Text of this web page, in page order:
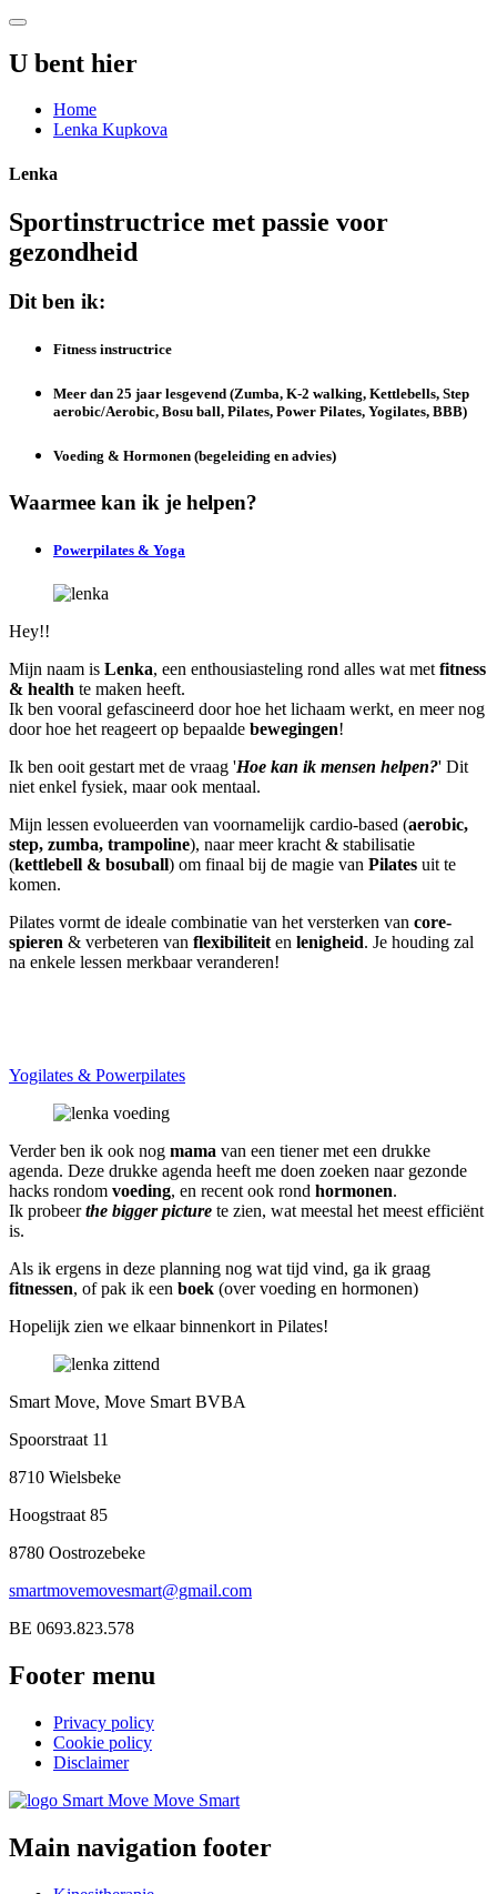
U bent hier
Home
Lenka Kupkova
Lenka
Sportinstructrice met passie voor
gezondheid
Dit ben ik:
Fitness instructrice
Meer dan 25 jaar lesgevend (Zumba, K-2 walking, Kettlebells, Step
aerobic/Aerobic, Bosu ball, Pilates, Power Pilates, Yogilates, BBB)
Voeding & Hormonen (begeleiding en advies)
Waarmee kan ik je helpen?
Powerpilates & Yoga
Hey!!
Mijn naam is Lenka, een enthousiasteling rond alles wat met fitness
& health te maken heeft.
Ik ben vooral gefascineerd door hoe het lichaam werkt, en meer nog
door hoe het reageert op bepaalde bewegingen!
Ik ben ooit gestart met de vraag 'Hoe kan ik mensen helpen?' Dit
niet enkel fysiek, maar ook mentaal.
Mijn lessen evolueerden van voornamelijk cardio-based (aerobic,
step, zumba, trampoline), naar meer kracht & stabilisatie
(kettlebell & bosuball) om finaal bij de magie van Pilates uit te
komen.
Pilates vormt de ideale combinatie van het versterken van core-
spieren & verbeteren van flexibiliteit en lenigheid. Je houding zal
na enkele lessen merkbaar veranderen!
Yogilates & Powerpilates
Verder ben ik ook nog mama van een tiener met een drukke
agenda. Deze drukke agenda heeft me doen zoeken naar gezonde
hacks rondom voeding, en recent ook rond hormonen.
Ik probeerthe bigger picture te zien, wat meestal het meest efficiënt
is.
Als ik ergens in deze planning nog wat tijd vind, ga ik graag
fitnessen, of pak ik een boek (over voeding en hormonen)
Hopelijk zien we elkaar binnenkort in Pilates!
Smart Move, Move Smart BVBA
Spoorstraat 11
8710 Wielsbeke
Hoogstraat 85
8780 Oostrozebeke
smartmovemovesmart@gmail.com
BE 0693.823.578
Footer menu
Privacy policy
Cookie policy
Disclaimer
Main navigation footer